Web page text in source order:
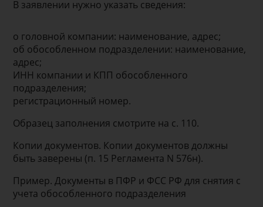
В заявлении нужно указать сведения:
о головной компании: наименование, адрес;
об обособленном подразделении: наименование,
адрес;
ИНН компании и КПП обособленного
подразделения;
регистрационный номер.
Образец заполнения смотрите на с. 110.
Копии документов. Копии документов должны
быть заверены (п. 15 Регламента N 576н).
Пример. Документы в ПФР и ФСС РФ для снятия с
учета обособленного подразделения